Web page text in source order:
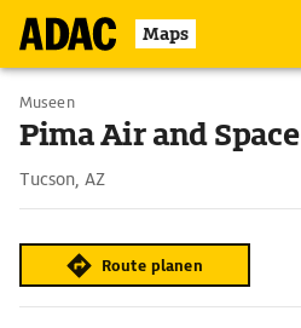
Maps
Museen
Pima Air and
Tucson, AZ
Route planen